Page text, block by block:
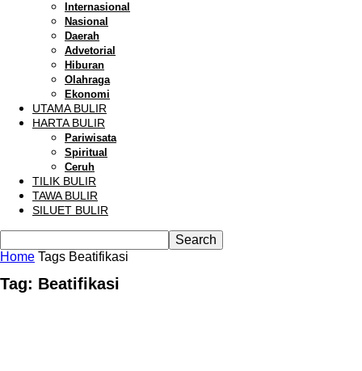
Internasional
Nasional
Daerah
Advetorial
Hiburan
Olahraga
Ekonomi
UTAMA BULIR
HARTA BULIR
Pariwisata
Spiritual
Ceruh
TILIK BULIR
TAWA BULIR
SILUET BULIR
Home Tags Beatifikasi
Tag: Beatifikasi